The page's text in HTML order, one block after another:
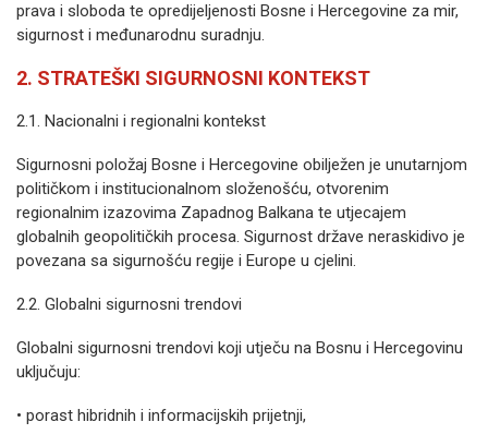
prava i sloboda te opredijeljenosti Bosne i Hercegovine za mir,
sigurnost i međunarodnu suradnju.
2. STRATEŠKI SIGURNOSNI KONTEKST
2.1. Nacionalni i regionalni kontekst
Sigurnosni položaj Bosne i Hercegovine obilježen je unutarnjom
političkom i institucionalnom složenošću, otvorenim
regionalnim izazovima Zapadnog Balkana te utjecajem
globalnih geopolitičkih procesa. Sigurnost države neraskidivo je
povezana sa sigurnošću regije i Europe u cjelini.
2.2. Globalni sigurnosni trendovi
Globalni sigurnosni trendovi koji utječu na Bosnu i Hercegovinu
uključuju:
• porast hibridnih i informacijskih prijetnji,